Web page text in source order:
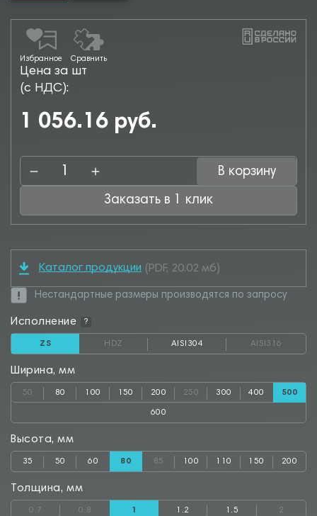
Избранное Сравнить
Цена за шт
(с НДС):
1 056.16 руб.
В корзину
Заказать в 1 клик
Каталог продукции (PDF, 20.02 мб)
Нестандартные размеры производятся по запросу
Исполнение ?
ZS HDZ AISI304 AISI316
Ширина, мм
50 80 100 150 200 250 300 400 500
600
Высота, мм
35 50 60 80 85 100 110 150 200
Толщина, мм
0.7 0.8 1 1.2 1.5 2